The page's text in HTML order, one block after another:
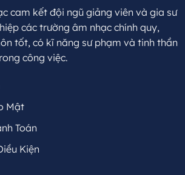
cam kết đội ngũ giảng viên và gia sư
các trường âm nhạc chính quy,
tốt, có kĩ năng sư phạm và tinh thần
công việc.
Mật
Toán
Kiện